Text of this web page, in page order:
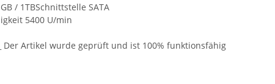
/ 1TBSchnittstelle SATA
5400 U/min
Der Artikel wurde geprüft und ist 100% funktionsfähig